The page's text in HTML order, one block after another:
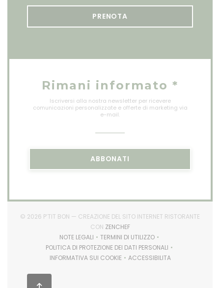
PRENOTA
Rimani informato *
Iscriversi alla nostra newsletter per ricevere
comunicazioni personalizzate e offerte di marketing via
e-mail.
ABBONATI
© 2026 P’TIT BON — CREAZIONE DEL SITO INTERNET RISTORANTE
CON ZENCHEF((APRE UNA NUOVA FINESTRA))
NOTE LEGALI
((APRE UNA NUOVA FINESTRA))
TERMINI DI UTILIZZO
((APRE UNA NUOVA FINESTRA))
POLITICA DI PROTEZIONE DEI DATI PERSONALI
((APRE UNA NUOVA FINESTRA))
INFORMATIVA SUI COOKIE
((APRE UNA NUOVA FINESTRA))
ACCESSIBILITA
((APRE UNA NUOVA